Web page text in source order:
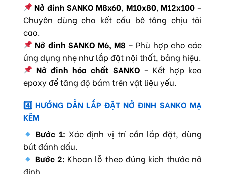
Nở đinh SANKO M8x60, M10x80, M12x100–
Chuyên dùng cho kết cấu bê tông chịu tải
cao.
Nở đinh SANKO M6, M8 – Phù hợp cho các
ứng dụng nhẹ như lắp đặt nội thất, bảng hiệu.
Nở đinh hóa chất SANKO – Kết hợp keo
epoxy để tăng độ bám trên vật liệu yếu.
4️ HƯỚNG DẪN LẮP ĐẶT NỞ ĐINH SANKO MẠ
KẼM
Bước 1: Xác định vị trí cần lắp đặt, dùng
bút đánh dấu.
Bước 2: Khoan lỗ theo đúng kích thước nở
đinh.